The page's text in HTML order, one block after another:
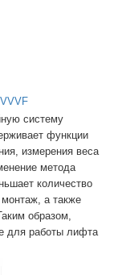
систему
функции
измерения веса
метода
количество
а также
образом,
для работы лифта